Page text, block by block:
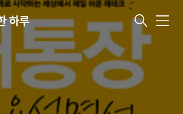
하루
메